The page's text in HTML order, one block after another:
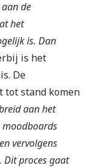
de
het
is. Dan
is het
De
tot stand komen
aan het
moodboards
vervolgens
Dit proces gaat